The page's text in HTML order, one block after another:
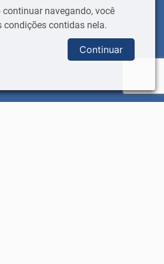
continuar navegando, você
condições contidas nela.
Continuar